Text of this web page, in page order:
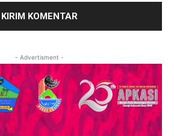
- Advertisment -